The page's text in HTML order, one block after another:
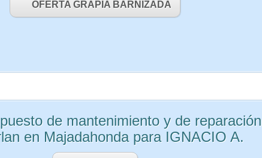
OFERTA GRAPIA BARNIZADA
de mantenimiento y de reparación
en Majadahonda para IGNACIO A.